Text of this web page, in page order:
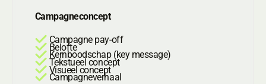
Campagneconcept
Campagne pay-off
Belofte
Kernboodschap (key message)
Tekstueel concept
Visueel concept
Campagneverhaal